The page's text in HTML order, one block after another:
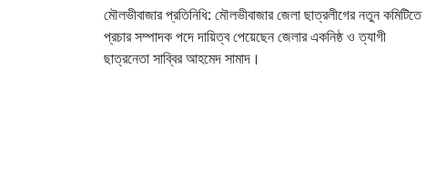
মৌলভীবাজার প্রতিনিধি: মৌলভীবাজার জেলা ছাত্রলীগের নতুন কমিটিতে
প্রচার সম্পাদক পদে দায়িত্ব পেয়েছেন জেলার একনিষ্ঠ ও ত্যাগী
ছাত্রনেতা সাব্বির আহমেদ সামাদ।